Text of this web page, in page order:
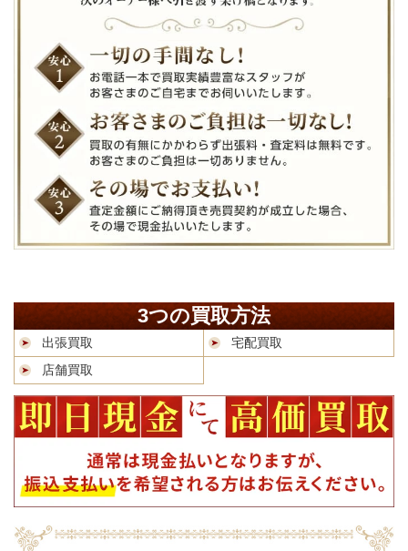
3つの買取方法
出張買取
宅配買取
店舗買取